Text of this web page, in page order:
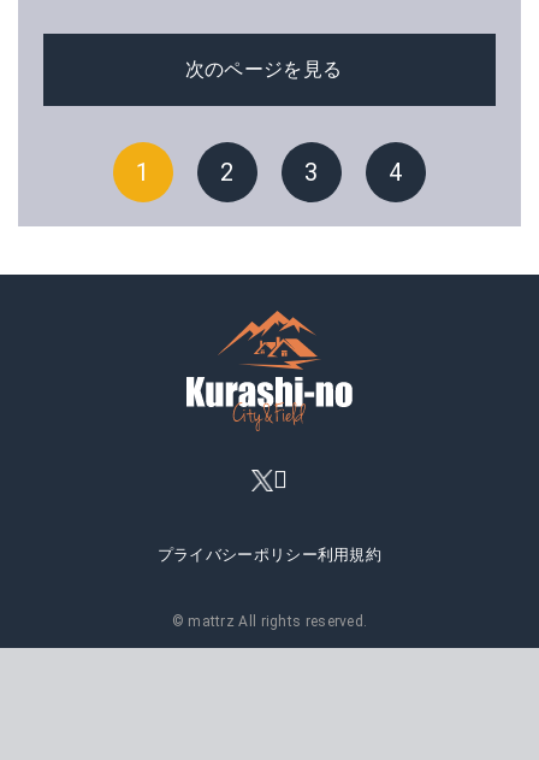
次のページを見る
1 2 3 4
プライバシーポリシー利用規約
© mattrz All rights reserved.